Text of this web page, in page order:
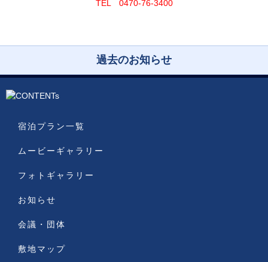
TEL 0470-76-3400
過去のお知らせ
宿泊プラン一覧
ムービーギャラリー
フォトギャラリー
お知らせ
会議・団体
敷地マップ